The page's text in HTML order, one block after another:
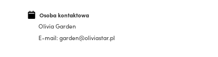
Osoba kontaktowa
Olivia Garden
E-mail: garden@oliviastar.pl